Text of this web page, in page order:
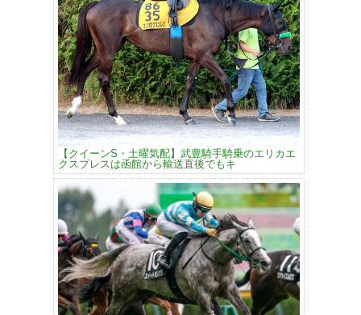
【クイーンS・土曜気配】武豊騎手騎乗のエリカエ
クスプレスは函館から輸送直後でもキ